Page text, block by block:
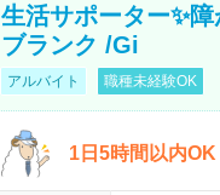
生活サポーター✨
ブランク /Gi
アルバイト 職種未経験OK
1日5時間以内